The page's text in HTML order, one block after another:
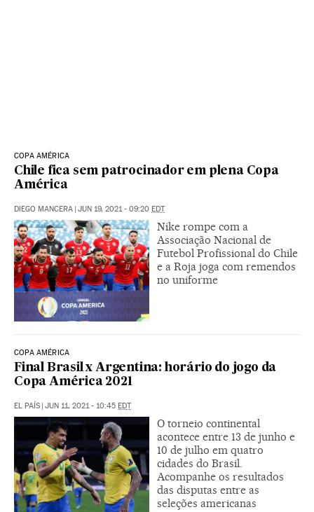
COPA AMÉRICA
Chile fica sem patrocinador em plena Copa
América
DIEGO MANCERA JUN 19, 2021 - 09:20 EDT
Nike rompe com a
Associação Nacional de
Futebol Profissional do Chile
e a Roja joga com remendos
no uniforme
COPA AMÉRICA
Final Brasil x Argentina: horário do jogo da
Copa América 2021
EL PAÍS JUN 11, 2021 - 10:45 EDT
O torneio continental
acontece entre 13 de junho e
10 de julho em quatro
cidades do Brasil.
Acompanhe os resultados
das disputas entre as
seleções americanas